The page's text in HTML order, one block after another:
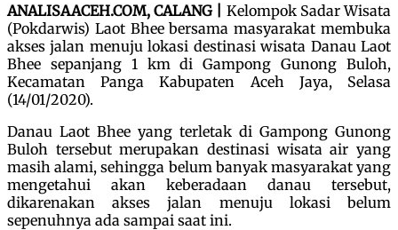
ANALISAACEH.COM, CALANG |
Kelompok Sadar Wisata
(Pokdarwis) Laot Bhee bersama masyarakat membuka
akses jalan menuju lokasi destinasi wisata Danau Laot
Bhee sepanjang 1 km di Gampong Gunong Buloh,
Kecamatan Panga Kabupaten Aceh Jaya, Selasa
(14/01/2020).
Danau Laot Bhee yang terletak di Gampong Gunong
Buloh tersebut merupakan destinasi wisata air yang
masih alami, sehingga belum banyak masyarakat yang
mengetahui akan keberadaan danau tersebut,
dikarenakan akses jalan menuju lokasi belum
sepenuhnya ada sampai saat ini.